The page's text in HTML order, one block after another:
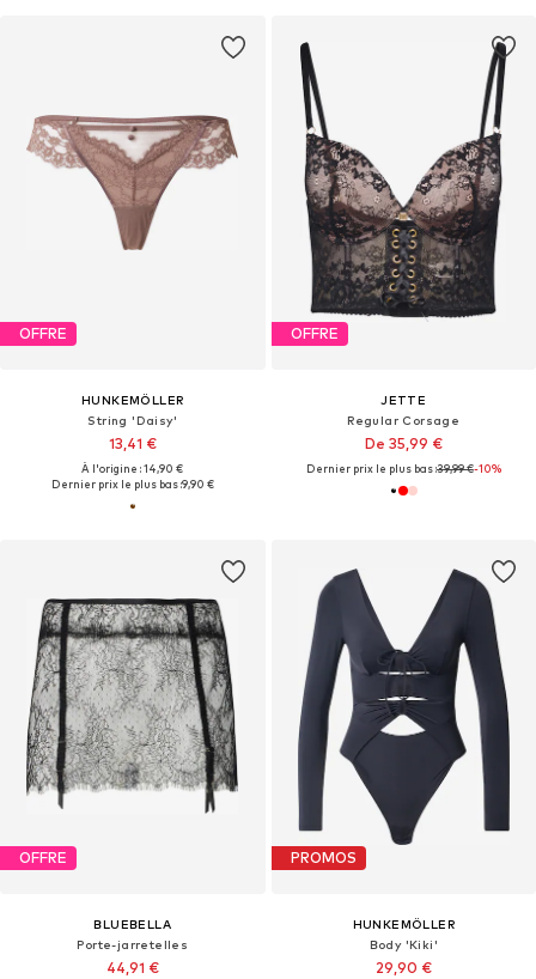
OFFRE
HUNKEMÖLLER
String 'Daisy'
13,41 €
À l'origine : 14,90 €
Dernier prix le plus bas :9,90 €
OFFRE
JETTE
Regular Corsage
De 35,99 €
Dernier prix le plus bas :39,99 €-10%
OFFRE
BLUEBELLA
Porte-jarretelles
44,91 €
PROMOS
HUNKEMÖLLER
Body 'Kiki'
29,90 €